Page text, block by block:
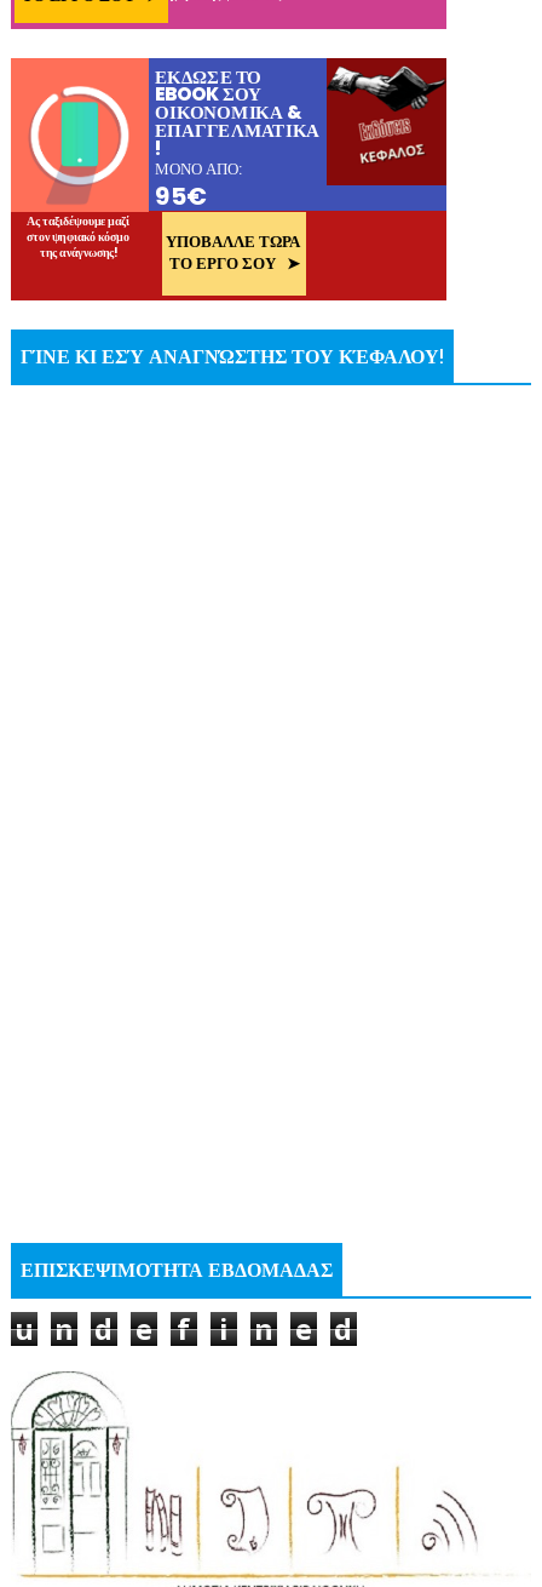
ΓΊΝΕ ΚΙ ΕΣΎ ΑΝΑΓΝΏΣΤΗΣ ΤΟΥ ΚΈΦΑΛΟΥ!
ΕΠΙΣΚΕΨΙΜΟΤΗΤΑ ΕΒΔΟΜΑΔΑΣ
u n d e f i n e d